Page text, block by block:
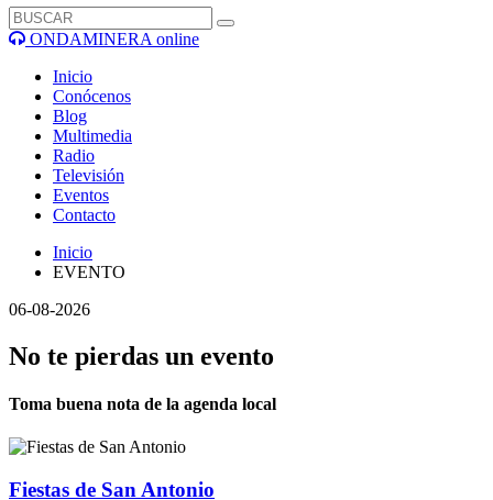
ONDAMINERA online
Inicio
Conócenos
Blog
Multimedia
Radio
Televisión
Eventos
Contacto
Inicio
EVENTO
06-08-2026
No te pierdas un evento
Toma buena nota de la agenda local
Fiestas de San Antonio